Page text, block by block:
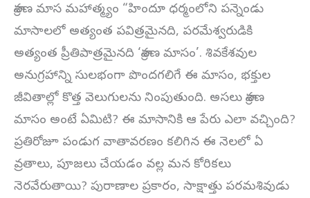
శ్రావణ మాస మహాత్మ్యం “హిందూ ధర్మంలోని పన్నెండు
మాసాలలో అత్యంత పవిత్రమైనది, పరమేశ్వరుడికి
అత్యంత ప్రీతిపాత్రమైనది ‘శ్రావణ మాసం’. శివకేశవుల
అనుగ్రహాన్ని సులభంగా పొందగలిగే ఈ మాసం, భక్తుల
జీవితాల్లో కొత్త వెలుగులను నింపుతుంది. అసలు శ్రావణ
మాసం అంటే ఏమిటి? ఈ మాసానికి ఆ పేరు ఎలా వచ్చింది?
ప్రతిరోజూ పండుగ వాతావరణం కలిగిన ఈ నెలలో ఏ
వ్రతాలు, పూజలు చేయడం వల్ల మన కోరికలు
నెరవేరుతాయి? పురాణాల ప్రకారం, సాక్షాత్తు పరమశివుడు
మాస
మహాత్మ్యం